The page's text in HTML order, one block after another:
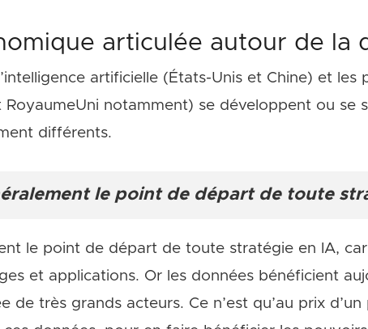
articulée autour de la
artificielle (États-Unis et Chine) et les
RoyaumeUni notamment) se développent ou se
différents.
le point de départ de toute
le point de départ de toute stratégie en IA,
et applications. Or les données bénéficient
de très grands acteurs. Ce n’est qu’au prix